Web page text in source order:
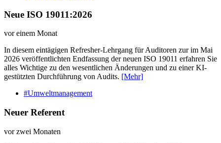
Neue ISO 19011:2026
vor einem Monat
In diesem eintägigen Refresher-Lehrgang für Auditoren zur im Mai
2026 veröffentlichten Endfassung der neuen ISO 19011 erfahren Sie
alles Wichtige zu den wesentlichen Änderungen und zu einer KI-
gestützten Durchführung von Audits. [Mehr]
#Umweltmanagement
Neuer Referent
vor zwei Monaten